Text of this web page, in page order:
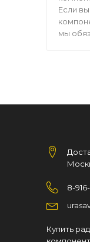
Если
мы
8-
Купить